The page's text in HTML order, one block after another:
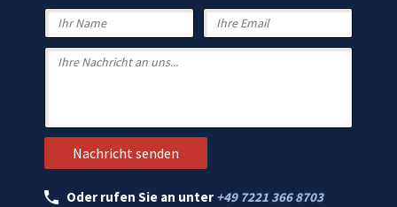
Oder rufen Sie an unter +49 7221 366 8703